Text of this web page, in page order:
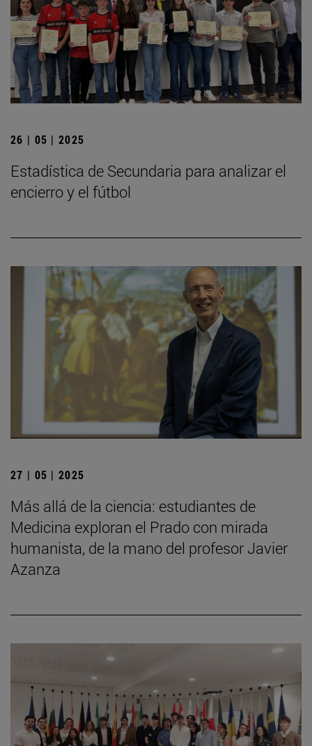
26 | 05 | 2025
Estadística de Secundaria para analizar el
encierro y el fútbol
27 | 05 | 2025
Más allá de la ciencia: estudiantes de
Medicina exploran el Prado con mirada
humanista, de la mano del profesor Javier
Azanza